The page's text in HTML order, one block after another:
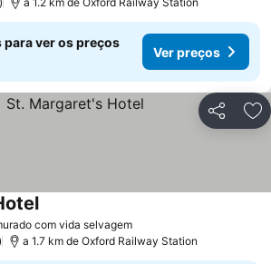
para ver os preços
Ver preços
Partilhar
com vida selvagemVer preços
Ver preços
a 1.7 km de Oxford Railway Station